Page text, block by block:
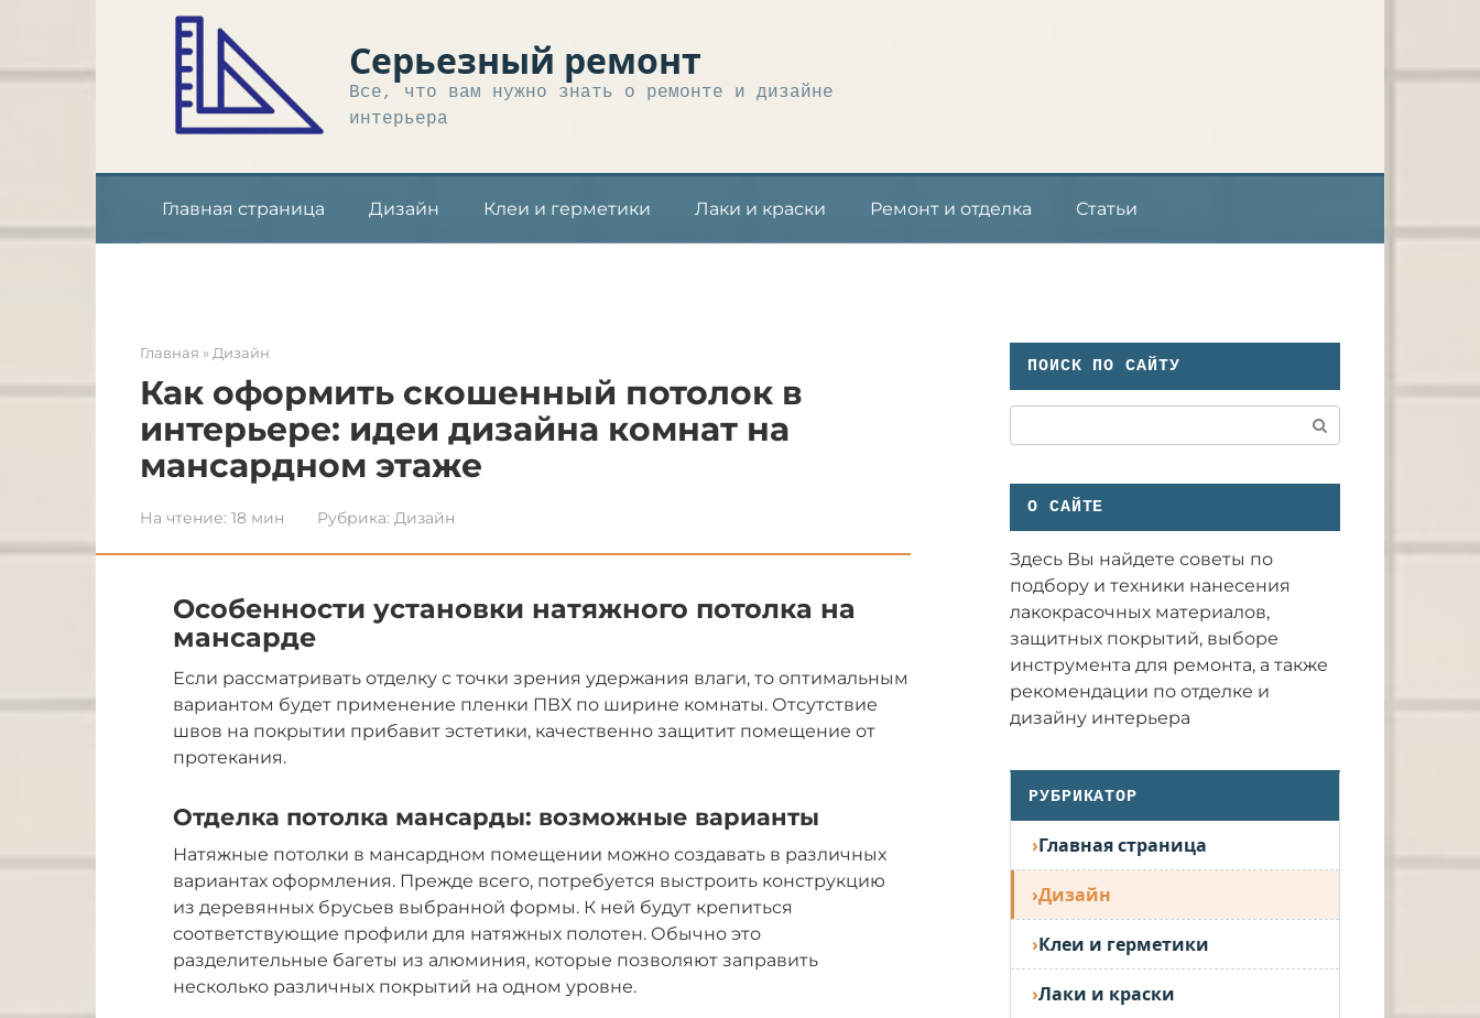
Серьезный ремонт
Все, что вам нужно знать о ремонте и дизайне
интерьера
Главная страница Дизайн Клеи и герметики Лаки и краски Ремонт и отделка Статьи
Главная » Дизайн
Как оформить скошенный потолок в
интерьере: идеи дизайна комнат на
мансардном этаже
На чтение: 18 мин Рубрика: Дизайн
Особенности установки натяжного потолка на
мансарде
Если рассматривать отделку с точки зрения удержания влаги, то оптимальным
вариантом будет применение пленки ПВХ по ширине комнаты. Отсутствие
швов на покрытии прибавит эстетики, качественно защитит помещение от
протекания.
Отделка потолка мансарды: возможные варианты
Натяжные потолки в мансардном помещении можно создавать в различных
вариантах оформления. Прежде всего, потребуется выстроить конструкцию
из деревянных брусьев выбранной формы. К ней будут крепиться
соответствующие профили для натяжных полотен. Обычно это
разделительные багеты из алюминия, которые позволяют заправить
несколько различных покрытий на одном уровне.
ПОИСК ПО САЙТУ
О САЙТЕ
Здесь Вы найдете советы по
подбору и техники нанесения
лакокрасочных материалов,
защитных покрытий, выборе
инструмента для ремонта, а также
рекомендации по отделке и
дизайну интерьера
РУБРИКАТОР
Главная страница
Дизайн
Клеи и герметики
Лаки и краски